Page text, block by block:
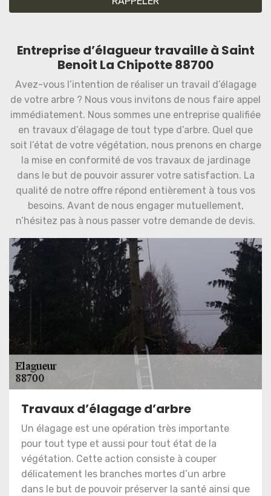
Entreprise d’élagueur travaille à Saint
Benoit La Chipotte 88700
Avez-vous l’intention de réaliser un travail d’élagage
de votre arbre ? Nous vous invitons de nous faire appel
immédiatement. Nous sommes une entreprise qualifiée
en travaux d’élagage de tout type d’arbre. Quel que
soit l’état de votre végétation, nous prenons en charge
la mise en conformité de vos travaux de jardinage
dans le but de pouvoir assurer votre satisfaction. La
qualité de notre offre répond entièrement à tous vos
besoins. Avant de nous engager mutuellement,
n’hésitez pas à nous passer votre demande de devis.
Travaux d’élagage d’arbre
Un élagage est une opération très importante
pour tout type et aussi pour tout état de la
végétation. Cette action consiste à couper
délicatement les branches mortes d’un arbre
dans le but de pouvoir préserver la santé ainsi que